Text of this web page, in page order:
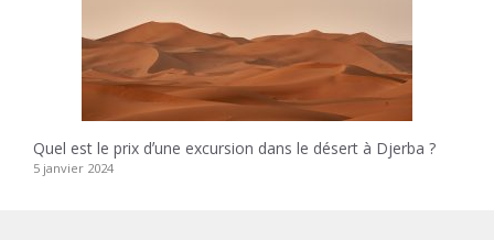
Quel est le prix dʼune excursion dans le désert à Djerba ?
5 janvier 2024